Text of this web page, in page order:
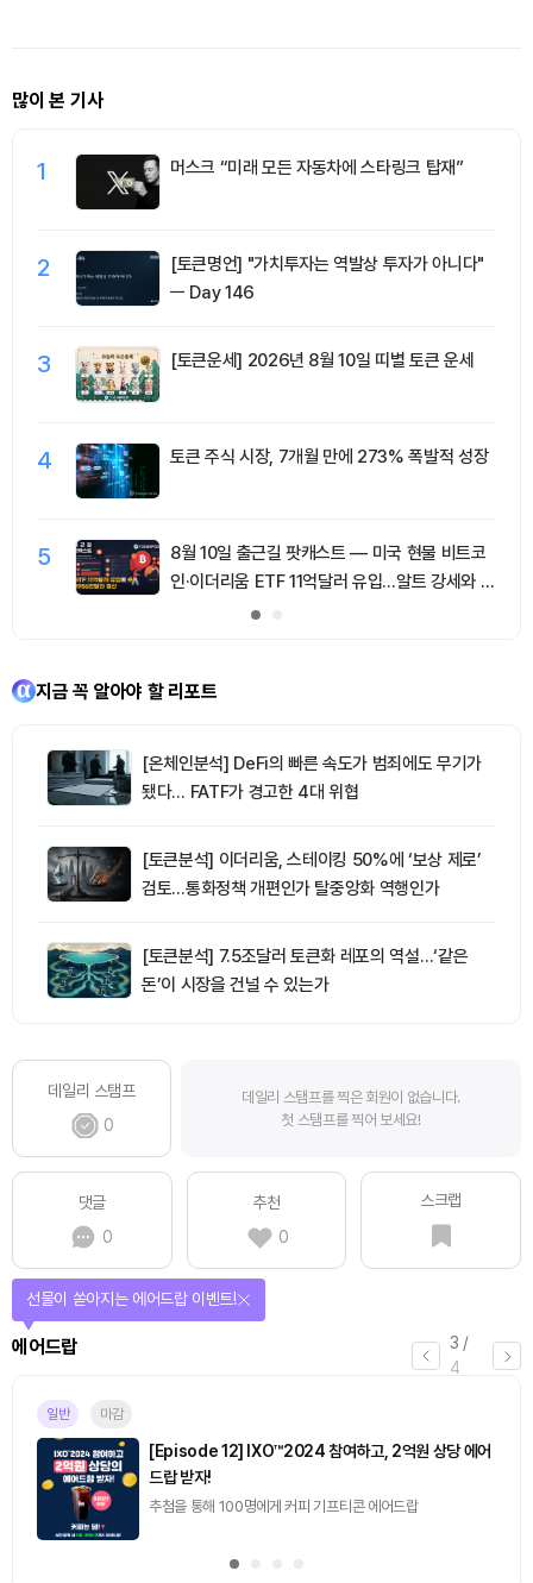
많이 본 기사
1 머스크 “미래 모든 자동차에 스타링크 탑재”
2
[토큰명언] "가치투자는 역발상 투자가 아니다"
ㅡ Day 146
3 [토큰운세] 2026년 8월 10일 띠별 토큰 운세
4 토큰 주식 시장, 7개월 만에 273% 폭발적 성장
5
8월 10일 출근길 팟캐스트 — 미국 현물 비트코
인·이더리움 ETF 11억달러 유입…알트 강세와 숏
지금 꼭 알아야 할 리포트
[온체인분석] DeFi의 빠른 속도가 범죄에도 무기가
됐다… FATF가 경고한 4대 위협
[토큰분석] 이더리움, 스테이킹 50%에 ‘보상 제로’
검토…통화정책 개편인가 탈중앙화 역행인가
[토큰분석] 7.5조달러 토큰화 레포의 역설…‘같은
돈’이 시장을 건널 수 있는가
데일리 스탬프
0
데일리 스탬프를 찍은 회원이 없습니다.
첫 스탬프를 찍어 보세요!
댓글
0
추천
0
스크랩
3 /
4
에어드랍
선물이 쏟아지는 에어드랍 이벤트!
일반 마감
[Episode 12] IXO™2024 참여하고, 2억원 상당 에어
드랍 받자!
추첨을 통해 100명에게 커피 기프티콘 에어드랍